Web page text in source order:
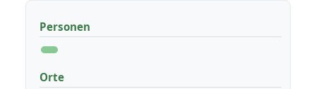
Personen
Orte